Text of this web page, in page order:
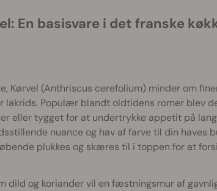
En basisvare i det franske
Kørvel (Anthriscus cerefolium) minder om
lakrids. Populær blandt oldtidens romer blev
eller tygget for at undertrykke appetit på
nuance og hav af farve til din haves
plukkes og skæres til i toppen for at
dild og koriander vil en fæstningsmur af